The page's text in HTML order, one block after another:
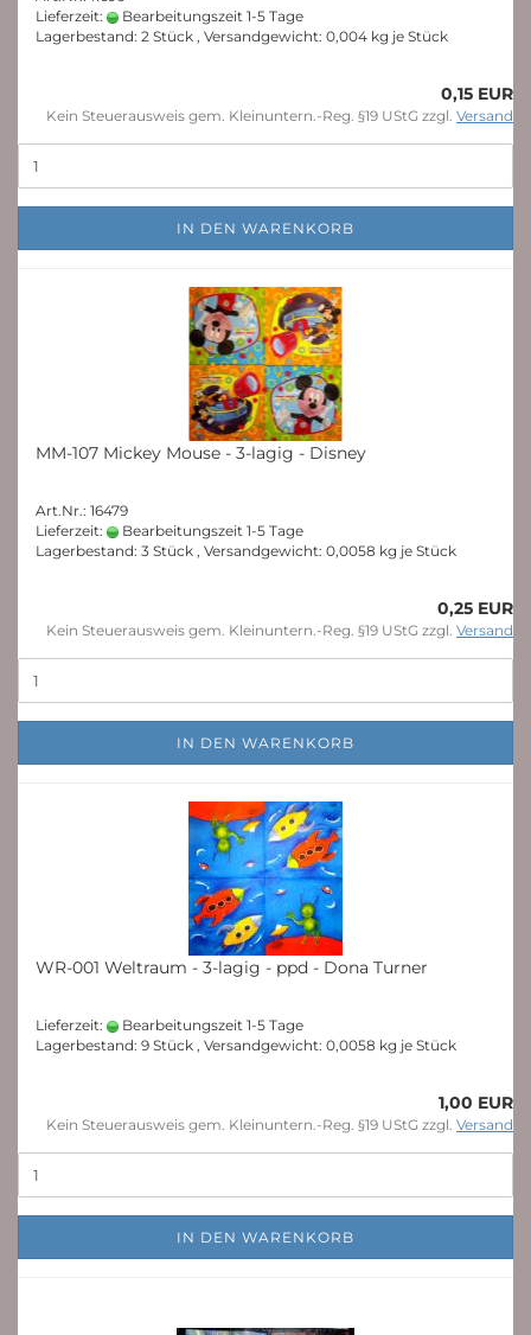
Lieferzeit:
Bearbeitungszeit 1-5 Tage
Lagerbestand: 2 Stück , Versandgewicht: 0,004 kg je Stück
0,15 EUR
Kein Steuerausweis gem. Kleinuntern.-Reg. §19 UStG zzgl. Versand
IN DEN WARENKORB
MM-107 Mickey Mouse - 3-lagig - Disney
Art.Nr.: 16479
Lieferzeit:
Bearbeitungszeit 1-5 Tage
Lagerbestand: 3 Stück , Versandgewicht: 0,0058 kg je Stück
0,25 EUR
Kein Steuerausweis gem. Kleinuntern.-Reg. §19 UStG zzgl. Versand
IN DEN WARENKORB
WR-001 Weltraum - 3-lagig - ppd - Dona Turner
Lieferzeit:
Bearbeitungszeit 1-5 Tage
Lagerbestand: 9 Stück , Versandgewicht: 0,0058 kg je Stück
1,00 EUR
Kein Steuerausweis gem. Kleinuntern.-Reg. §19 UStG zzgl. Versand
IN DEN WARENKORB